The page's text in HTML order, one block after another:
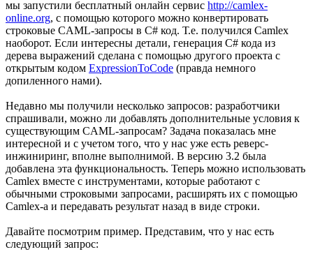
мы запустили бесплатный онлайн сервис http://camlex-
online.org, с помощью которого можно конвертировать
строковые CAML-запросы в C# код. Т.е. получился Camlex
наоборот. Если интересны детали, генерация C# кода из
дерева выражений сделана с помощью другого проекта с
открытым кодом ExpressionToCode (правда немного
допиленного нами).
Недавно мы получили несколько запросов: разработчики
спрашивали, можно ли добавлять дополнительные условия к
существующим CAML-запросам? Задача показалась мне
интересной и с учетом того, что у нас уже есть реверс-
инжиниринг, вполне выполнимой. В версию 3.2 была
добавлена эта функциональность. Теперь можно использовать
Camlex вместе с инструментами, которые работают с
обычными строковыми запросами, расширять их с помощью
Camlex-а и передавать результат назад в виде строки.
Давайте посмотрим пример. Представим, что у нас есть
следующий запрос: